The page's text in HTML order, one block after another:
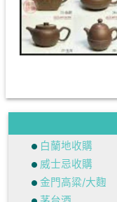
白蘭地收購
威士忌收購
金門高粱/大麴